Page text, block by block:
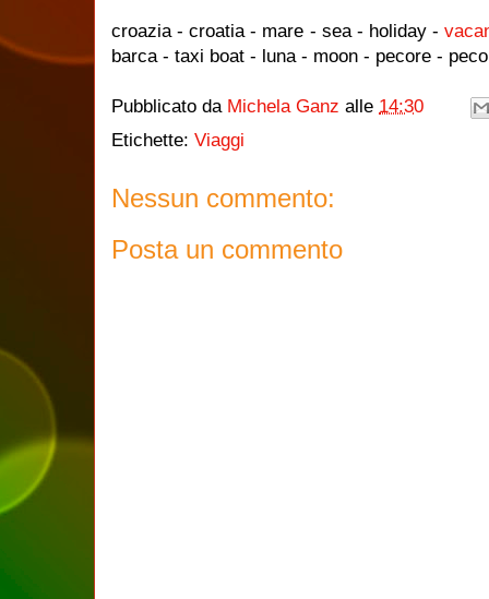
croazia - croatia - mare - sea - holiday -
barca - taxi boat - luna - moon - pecore -
Pubblicato da Michela Ganz alle 14:30
Etichette: Viaggi
Nessun commento:
Posta un commento